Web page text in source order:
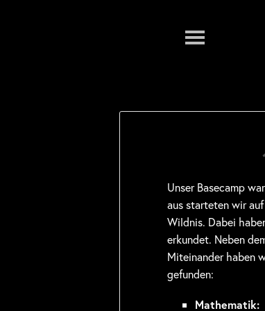
Menu
Unser Basecamp
aus starteten wir
Wildnis. Dabei
erkundet. Neben
Miteinander haben
gefunden:
Mathematik: